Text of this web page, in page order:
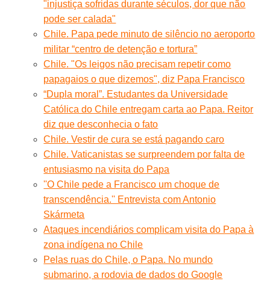
"injustiça sofridas durante séculos, dor que não
pode ser calada"
Chile. Papa pede minuto de silêncio no aeroporto
militar “centro de detenção e tortura”
Chile. "Os leigos não precisam repetir como
papagaios o que dizemos", diz Papa Francisco
“Dupla moral”. Estudantes da Universidade
Católica do Chile entregam carta ao Papa. Reitor
diz que desconhecia o fato
Chile. Vestir de cura se está pagando caro
Chile. Vaticanistas se surpreendem por falta de
entusiasmo na visita do Papa
''O Chile pede a Francisco um choque de
transcendência.'' Entrevista com Antonio
Skármeta
Ataques incendiários complicam visita do Papa à
zona indígena no Chile
Pelas ruas do Chile, o Papa. No mundo
submarino, a rodovia de dados do Google